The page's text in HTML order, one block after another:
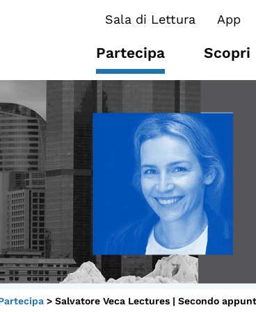
Sala di Lettura App
Partecipa Scopri
I CONTENUTI
Osservatori di ricerca
Progetti Nazionali
Progetti Internazionali
Pubblicazioni
Storie di Resistenza, ottant’anni
> Salvatore Veca Lectures | Secondo